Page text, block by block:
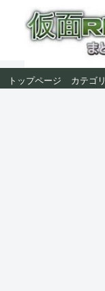
トップページ カテゴリ